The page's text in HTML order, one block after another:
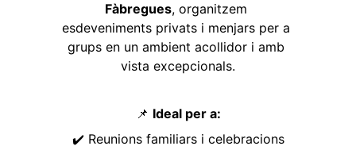
Fàbregues, organitzem
esdeveniments privats i menjars per a
grups en un ambient acollidor i amb
vista excepcionals.
📌 Ideal per a:
✔️ Reunions familiars i celebracions